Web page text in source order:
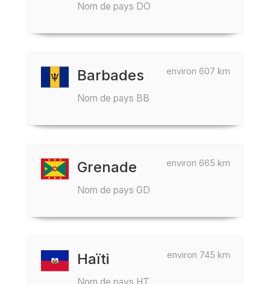
Nom de pays DO
environ 607 km
Barbades
Nom de pays BB
environ 665 km
Grenade
Nom de pays GD
environ 745 km
Haïti